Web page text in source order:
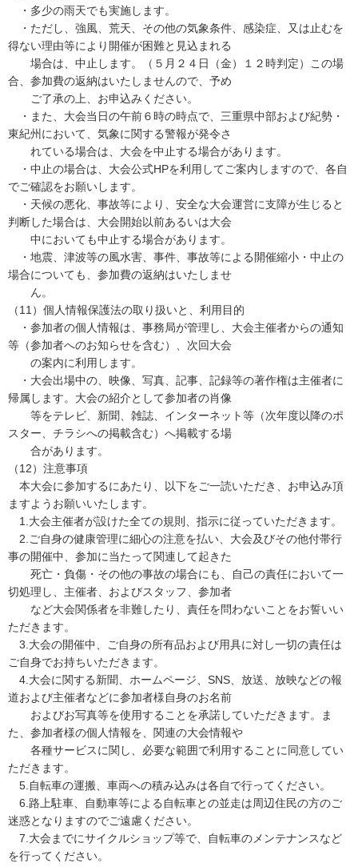
・多少の雨天でも実施します。
・ただし、強風、荒天、その他の気象条件、感染症、又は止むを
得ない理由等により開催が困難と見込まれる
場合は、中止します。（５月２４日（金）１２時判定）この場
合、参加費の返納はいたしませんので、予め
ご了承の上、お申込みください。
・また、大会当日の午前６時の時点で、三重県中部および紀勢・
東紀州において、気象に関する警報が発令さ
れている場合は、大会を中止する場合があります。
・中止の場合は、大会公式HPを利用してご案内しますので、各自
でご確認をお願いします。
・天候の悪化、事故等により、安全な大会運営に支障が生じると
判断した場合は、大会開始以前あるいは大会
中においても中止する場合があります。
・地震、津波等の風水害、事件、事故等による開催縮小・中止の
場合についても、参加費の返納はいたしませ
ん。
（11）個人情報保護法の取り扱いと、利用目的
・参加者の個人情報は、事務局が管理し、大会主催者からの通知
等（参加者へのお知らせを含む）、次回大会
の案内に利用します。
・大会出場中の、映像、写真、記事、記録等の著作権は主催者に
帰属します。大会の紹介として参加者の肖像
等をテレビ、新聞、雑誌、インターネット等（次年度以降のポ
スター、チラシへの掲載含む）へ掲載する場
合があります。
（12）注意事項
本大会に参加するにあたり、以下をご一読いただき、お申込み頂
ますようお願いいたします。
1.大会主催者が設けた全ての規則、指示に従っていただきます。
2.ご自身の健康管理に細心の注意を払い、大会及びその他付帯行
事の開催中、参加に当たって関連して起きた
死亡・負傷・その他の事故の場合にも、自己の責任において一
切処理し、主催者、およびスタッフ、参加者
など大会関係者を非難したり、責任を問わないことをお誓いい
ただきます。
3.大会の開催中、ご自身の所有品および用具に対し一切の責任は
ご自身でお持ちいただきます。
4.大会に関する新聞、ホームページ、SNS、放送、放映などの報
道および主催者などに参加者様自身のお名前
およびお写真等を使用することを承諾していただきます。ま
た、参加者様の個人情報を、関連の大会情報や
各種サービスに関し、必要な範囲で利用することに同意してい
ただきます。
5.自転車の運搬、車両への積み込みは各自で行ってください。
6.路上駐車、自動車等による自転車との並走は周辺住民の方のご
迷惑となりますのでご遠慮ください。
7.大会までにサイクルショップ等で、自転車のメンテナンスなど
を行ってください。